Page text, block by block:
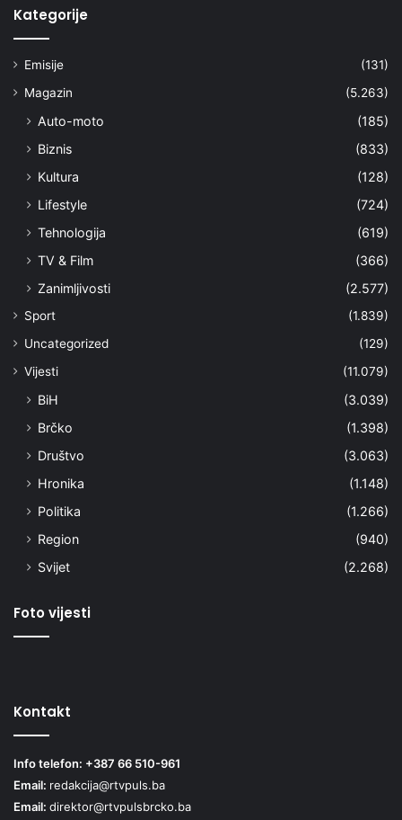
Kategorije
Emisije
(131)
Magazin
(5.263)
Auto-moto
(185)
Biznis
(833)
Kultura
(128)
Lifestyle
(724)
Tehnologija
(619)
TV & Film
(366)
Zanimljivosti
(2.577)
Sport
(1.839)
Uncategorized
(129)
Vijesti
(11.079)
BiH
(3.039)
Brčko
(1.398)
Društvo
(3.063)
Hronika
(1.148)
Politika
(1.266)
Region
(940)
Svijet
(2.268)
Foto vijesti
Kontakt
Info telefon: +387 66 510-961
Email: redakcija@rtvpuls.ba
Email: direktor@rtvpulsbrcko.ba